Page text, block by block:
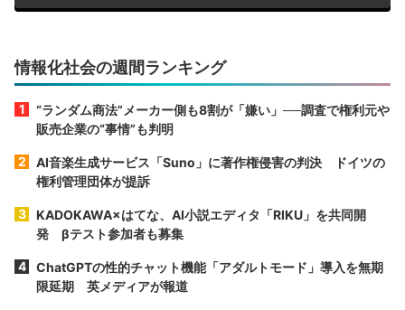
情報化社会の週間ランキング
“ランダム商法”メーカー側も8割が「嫌い」──調査で権利元や
販売企業の“事情”も判明
AI音楽生成サービス「Suno」に著作権侵害の判決 ドイツの
権利管理団体が提訴
KADOKAWA×はてな、AI小説エディタ「RIKU」を共同開
発 βテスト参加者も募集
ChatGPTの性的チャット機能「アダルトモード」導入を無期
限延期 英メディアが報道